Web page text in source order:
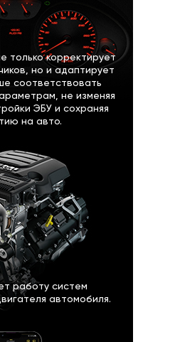
только корректирует
но и адаптирует
соответствовать
не изменяя
ЭБУ и сохраняя
на авто.
работу систем
автомобиля.